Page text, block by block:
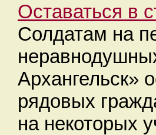
Оставаться в
Солдатам на
Архангельск»
рядовых
на некоторых